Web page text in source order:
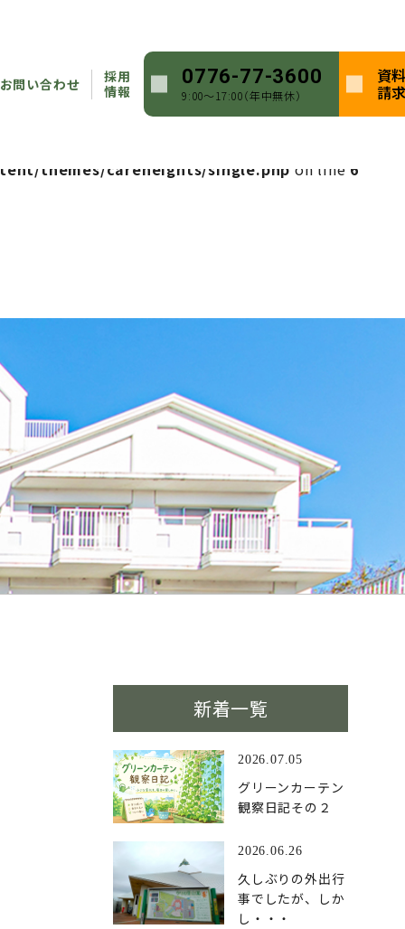
お問い合わせ
採用
情報
0776-77-3600
9:00〜17:00（年中無休）
資
請
themes/careheights/single.phpon line5
single.phpon line6
themes/careheights/single.php on line 6
新着一覧
2026.07.05
グリーンカーテン
観察日記その２
2026.06.26
久しぶりの外出行
事でしたが、しか
し・・・